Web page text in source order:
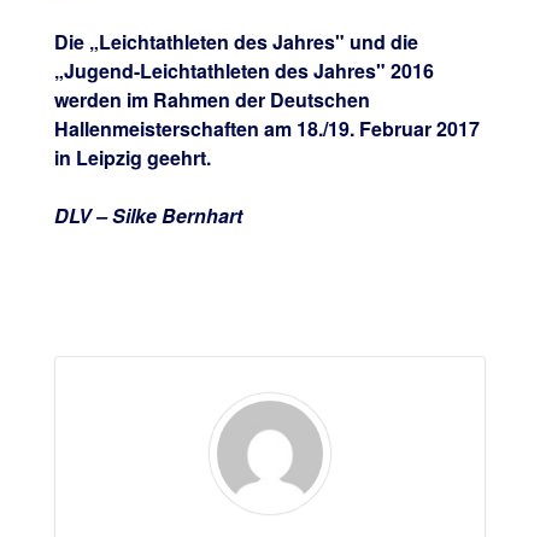
Die „Leichtathleten des Jahres" und die
„Jugend-Leichtathleten des Jahres" 2016
werden im Rahmen der Deutschen
Hallenmeisterschaften am 18./19. Februar 2017
in Leipzig geehrt.
DLV – Silke Bernhart